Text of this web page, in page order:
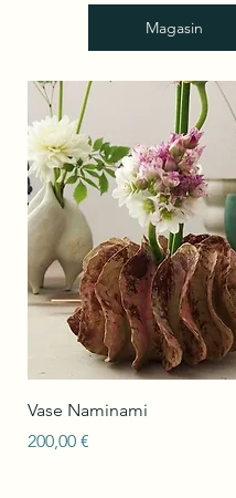
Magasin
Vase Naminami
Prix
200,00 €